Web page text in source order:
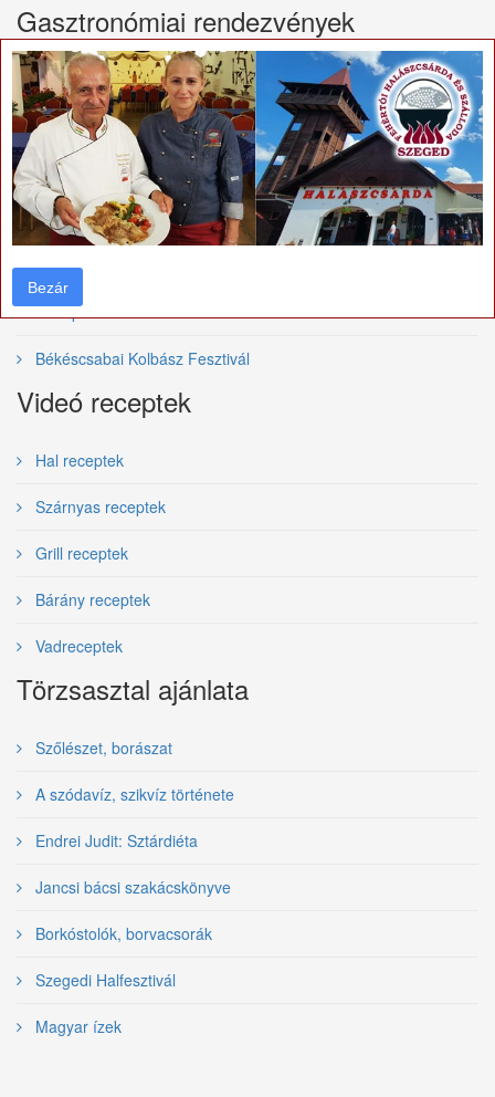
Gasztronómiai rendezvények
Nemzetközi Tiszai Halfesztivál
Bajai Halfőző Fesztivál
Szegedi Borfesztivál
Villányi vörösborfesztivál
Tolcsvai Borfesztivál
Budapesti Borfesztivál
Békéscsabai Kolbász Fesztivál
Videó receptek
Hal receptek
Szárnyas receptek
Grill receptek
Bárány receptek
Vadreceptek
Törzsasztal ajánlata
Szőlészet, borászat
A szódavíz, szikvíz története
Endrei Judit: Sztárdiéta
Jancsi bácsi szakácskönyve
Borkóstolók, borvacsorák
Szegedi Halfesztivál
Magyar ízek
×
Bezár
Bezár